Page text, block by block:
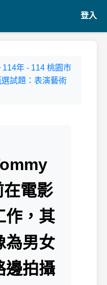
登入
114年 - 114 桃園市
試題：表演藝術
電影
作，其
為男女
邊拍攝